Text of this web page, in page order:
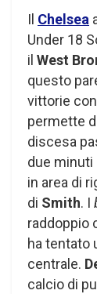
Il Chelsea
Under 18
il West
questo
vittorie
permette
discesa
due minuti
in area di
di Smith. I
raddoppio
ha tentato
centrale.
calcio di